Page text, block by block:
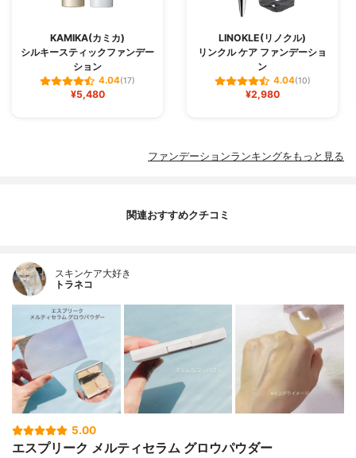
KAMIKA(カミカ)
シルキースティックファンデー
ション
4.04(17)
¥5,480
LINOKLE(リノクル)
リンクル ケア ファンデーショ
ン
4.04(10)
¥2,980
ファンデーションランキングをもっと見る
関連おすすめクチコミ
スキンケア大好き
トラネコ
5.00
エスプリーク メルティセラム グロウパウダー